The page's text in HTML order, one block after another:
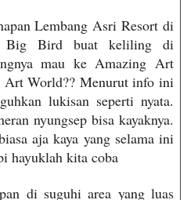
Lembang Asri Resort di
Big Bird buat keliling di
mau ke Amazing Art
World?? Menurut info ini
lukisan seperti nyata.
nyungsep bisa kayaknya.
aja kaya yang selama ini
hayuklah kita coba
di suguhi area yang luas